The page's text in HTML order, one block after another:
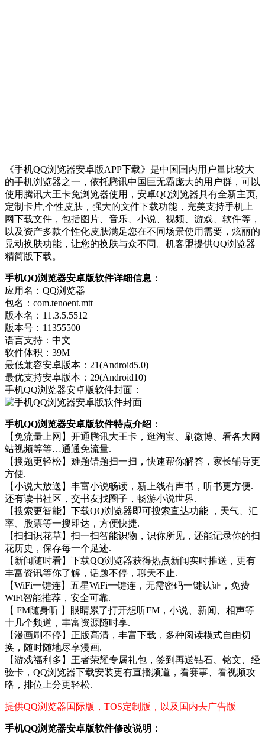
《手机QQ浏览器安卓版APP下载》是中国国内用户量比较大
的手机浏览器之一，依托腾讯中国巨无霸庞大的用户群，可以
使用腾讯大王卡免浏览器使用，安卓QQ浏览器具有全新主页,
定制卡片,个性皮肤，强大的文件下载功能，完美支持手机上
网下载文件，包括图片、音乐、小说、视频、游戏、软件等，
以及资产多款个性化皮肤满足您在不同场景使用需要，炫丽的
晃动换肤功能，让您的换肤与众不同。机客盟提供QQ浏览器
精简版下载。
手机QQ浏览器安卓版软件详细信息：
应用名：QQ浏览器
包名：com.tenoent.mtt
版本名：11.3.5.5512
版本号：11355500
语言支持：中文
软件体积：39M
最低兼容安卓版本：21(Android5.0)
最优支持安卓版本：29(Android10)
手机QQ浏览器安卓版软件封面：
手机QQ浏览器安卓版软件特点介绍：
【免流量上网】开通腾讯大王卡，逛淘宝、刷微博、看各大网
站视频等等…通通免流量.
【搜题更轻松】难题错题扫一扫，快速帮你解答，家长辅导更
方便.
【小说大放送】丰富小说畅读，新上线有声书，听书更方便.
还有读书社区，交书友找圈子，畅游小说世界.
【搜索更智能】下载QQ浏览器即可搜索直达功能 ，天气、汇
率、股票等一搜即达，方便快捷.
【扫扫识花草】扫一扫智能识物，识你所见，还能记录你的扫
花历史，保存每一个足迹.
【新闻随时看】下载QQ浏览器获得热点新闻实时推送，更有
丰富资讯等你了解，话题不停，聊天不止.
【WiFi一键连】五星WiFi一键连，无需密码一键认证，免费
WiFi智能推荐，安全可靠.
【 FM随身听 】眼睛累了打开想听FM，小说、新闻、相声等
十几个频道，丰富资源随时享.
【漫画刷不停】正版高清，丰富下载，多种阅读模式自由切
换，随时随地尽享漫画.
【游戏福利多】王者荣耀专属礼包，签到再送钻石、铭文、经
验卡，QQ浏览器下载安装更有直播频道，看赛事、看视频攻
略，排位上分更轻松.
提供QQ浏览器国际版，TOS定制版，以及国内去广告版
手机QQ浏览器安卓版软件修改说明：